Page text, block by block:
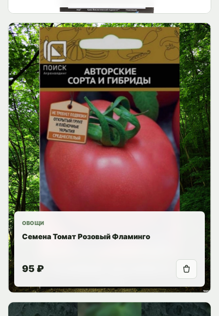
ОВОЩИ
Семена Томат Розовый Фламинго
95 ₽